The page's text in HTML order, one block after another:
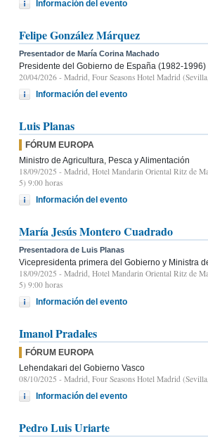
Información del evento
Felipe González Márquez
Presentador de María Corina Machado
Presidente del Gobierno de España (1982-1996)
20/04/2026 - Madrid, Four Seasons Hotel Madrid
Información del evento
Luis Planas
FÓRUM EUROPA
Ministro de Agricultura, Pesca y Alimentación
18/09/2025 - Madrid, Hotel Mandarin Oriental Ritz de
5) 9:00 horas
Información del evento
María Jesús Montero Cuadrado
Presentadora de Luis Planas
Vicepresidenta primera del Gobierno y Ministra
18/09/2025 - Madrid, Hotel Mandarin Oriental Ritz de
5) 9:00 horas
Información del evento
Imanol Pradales
FÓRUM EUROPA
Lehendakari del Gobierno Vasco
08/10/2025 - Madrid, Four Seasons Hotel Madrid
Información del evento
Pedro Luis Uriarte